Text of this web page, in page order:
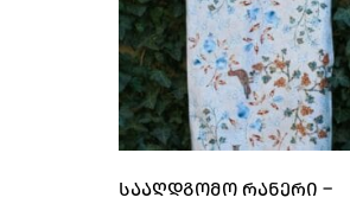
ᲡᲐᲐᲦᲓᲒᲝᲛᲝ ᲠᲐᲜᲔᲠᲘ –